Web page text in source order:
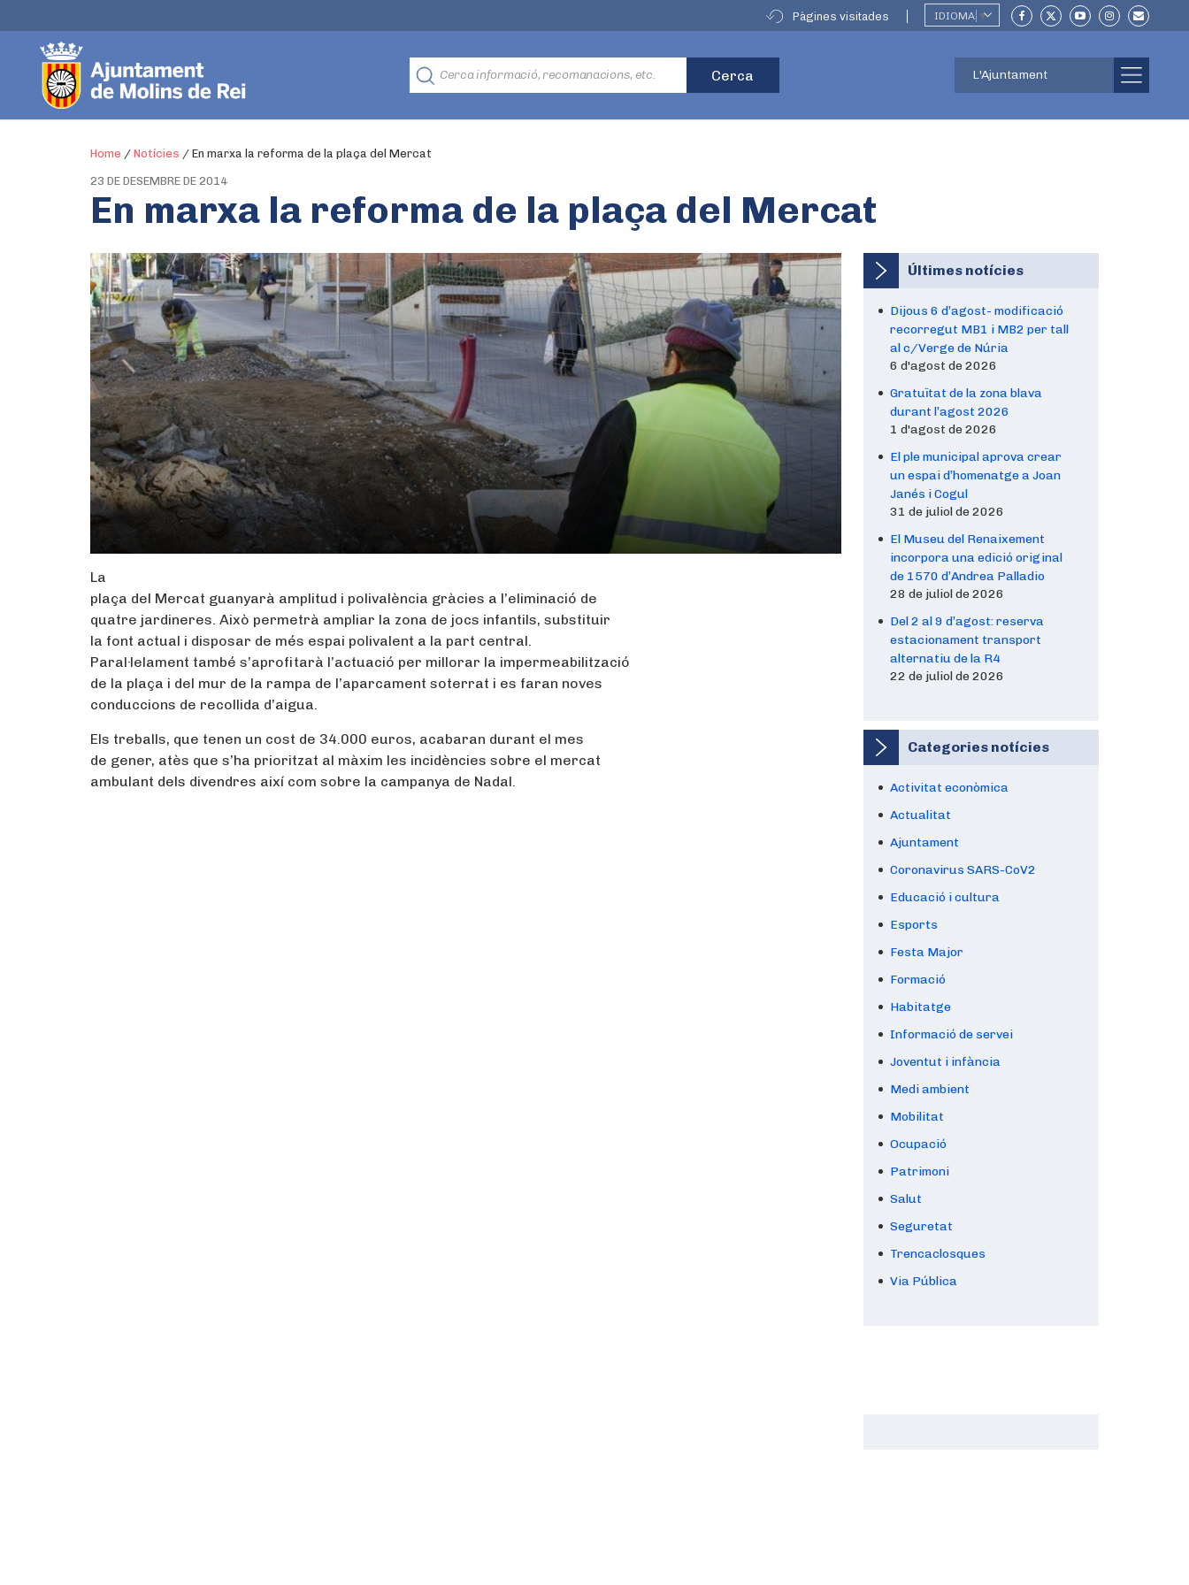
Pàgines visitades IDIOMA ▼
L'Ajuntament
Home / Notícies / En marxa la reforma de la plaça del Mercat
23 DE DESEMBRE DE 2014
En marxa la reforma de la plaça del Mercat
La
plaça del Mercat guanyarà amplitud i polivalència gràcies a l’eliminació de
quatre jardineres. Això permetrà ampliar la zona de jocs infantils, substituir
la font actual i disposar de més espai polivalent a la part central.
Paral·lelament també s’aprofitarà l’actuació per millorar la impermeabilització
de la plaça i del mur de la rampa de l’aparcament soterrat i es faran noves
conduccions de recollida d’aigua.
Els treballs, que tenen un cost de 34.000 euros, acabaran durant el mes
de gener, atès que s’ha prioritzat al màxim les incidències sobre el mercat
ambulant dels divendres així com sobre la campanya de Nadal.
Últimes notícies
Dijous 6 d’agost- modificació
recorregut MB1 i MB2 per tall
al c/Verge de Núria
6 d'agost de 2026
Gratuïtat de la zona blava
durant l’agost 2026
1 d'agost de 2026
El ple municipal aprova crear
un espai d’homenatge a Joan
Janés i Cogul
31 de juliol de 2026
El Museu del Renaixement
incorpora una edició original
de 1570 d’Andrea Palladio
28 de juliol de 2026
Del 2 al 9 d’agost: reserva
estacionament transport
alternatiu de la R4
22 de juliol de 2026
Categories notícies
Activitat econòmica
Actualitat
Ajuntament
Coronavirus SARS-CoV2
Educació i cultura
Esports
Festa Major
Formació
Habitatge
Informació de servei
Joventut i infància
Medi ambient
Mobilitat
Ocupació
Patrimoni
Salut
Seguretat
Trencaclosques
Via Pública